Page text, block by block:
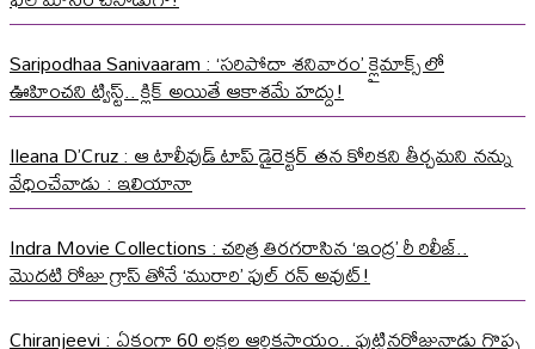
Saripodhaa Sanivaaram : ‘సరిపోదా శనివారం’ క్లైమాక్స్ లో
ఊహించని ట్విస్ట్.. క్లిక్ అయితే ఆకాశమే హద్దు!
Ileana D’Cruz : ఆ టాలీవుడ్ టాప్ డైరెక్టర్ తన కోరికని తీర్చమని నన్ను
వేధించేవాడు : ఇలియానా
Indra Movie Collections : చరిత్ర తిరగరాసిన ‘ఇంద్ర’ రీ రిలీజ్..
మొదటి రోజు గ్రాస్ తోనే ‘మురారి’ ఫుల్ రన్ అవుట్!
Chiranjeevi : ఏకంగా 60 లక్షల ఆర్ధికసాయం.. పుట్టినరోజునాడు గొప్ప